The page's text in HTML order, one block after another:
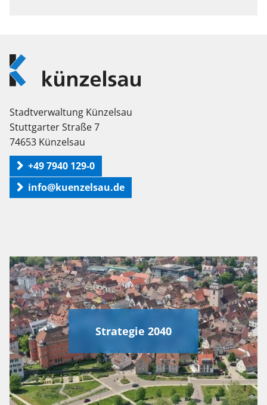
Logo
Künzelsau
Stadtverwaltung Künzelsau
Stuttgarter Straße 7
74653 Künzelsau
+49 7940 129-0
info@kuenzelsau.de
Strategie 2040